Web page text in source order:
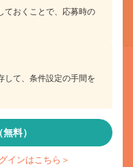
ておくことで、応募時の
して、条件設定の手間を
料）
インはこちら＞